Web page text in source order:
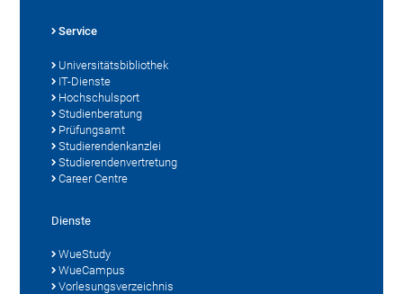
Service
Universitätsbibliothek
IT-Dienste
Hochschulsport
Studienberatung
Prüfungsamt
Studierendenkanzlei
Studierendenvertretung
Career Centre
Dienste
WueStudy
WueCampus
Vorlesungsverzeichnis